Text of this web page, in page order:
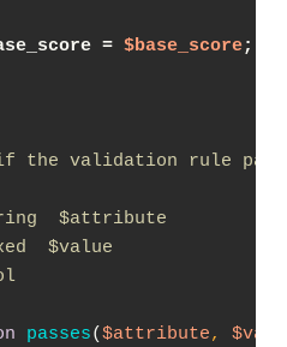
= $base_score;
the validation rule
$attribute
$value
passes($attribute,